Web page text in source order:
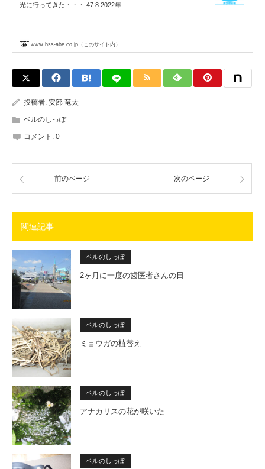
光に行ってきた・・・ 47 8 2022年 ...
www.bss-abe.co.jp（このサイト内）
投稿者: 安部 竜太
ベルのしっぽ
コメント: 0
前のページ 次のページ
関連記事
ベルのしっぽ
2ヶ月に一度の歯医者さんの日
ベルのしっぽ
ミョウガの植替え
ベルのしっぽ
アナカリスの花が咲いた
ベルのしっぽ